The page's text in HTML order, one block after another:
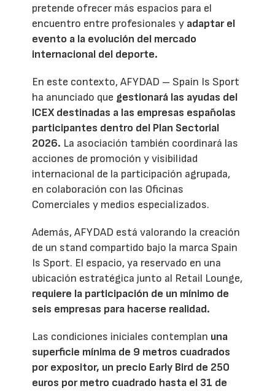
pretende ofrecer más espacios para el
encuentro entre profesionales y adaptar el
evento a la evolución del mercado
internacional del deporte.
En este contexto, AFYDAD – Spain Is Sport
ha anunciado que gestionará las ayudas del
ICEX destinadas a las empresas españolas
participantes dentro del Plan Sectorial
2026. La asociación también coordinará las
acciones de promoción y visibilidad
internacional de la participación agrupada,
en colaboración con las Oficinas
Comerciales y medios especializados.
Además, AFYDAD está valorando la creación
de un stand compartido bajo la marca Spain
Is Sport. El espacio, ya reservado en una
ubicación estratégica junto al Retail Lounge,
requiere la participación de un mínimo de
seis empresas para hacerse realidad.
Las condiciones iniciales contemplan una
superficie mínima de 9 metros cuadrados
por expositor, un precio Early Bird de 250
euros por metro cuadrado hasta el 31 de